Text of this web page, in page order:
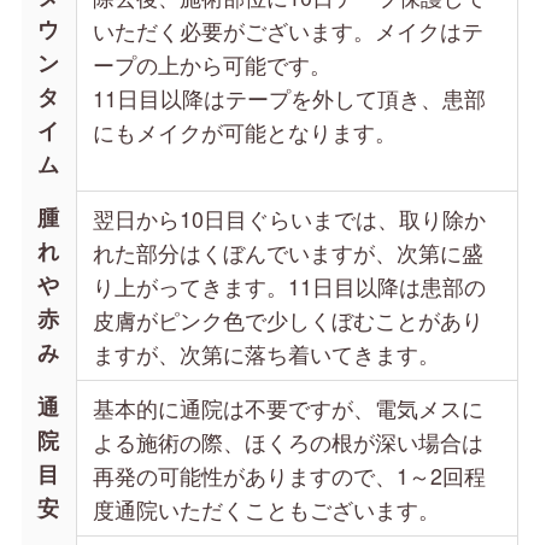
ウ
ン
タ
イ
ム
いただく必要がございます。メイクはテ
ープの上から可能です。
11日目以降はテープを外して頂き、患部
にもメイクが可能となります。
腫
れ
や
赤
み
翌日から10日目ぐらいまでは、取り除か
れた部分はくぼんでいますが、次第に盛
り上がってきます。11日目以降は患部の
皮膚がピンク色で少しくぼむことがあり
ますが、次第に落ち着いてきます。
通
院
目
安
基本的に通院は不要ですが、電気メスに
よる施術の際、ほくろの根が深い場合は
再発の可能性がありますので、1～2回程
度通院いただくこともございます。